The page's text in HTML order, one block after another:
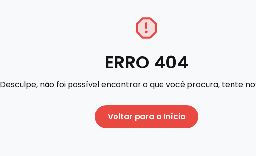
ERRO 404
Desculpe, não foi possível encontrar o que você procura, tente
Voltar para o Início